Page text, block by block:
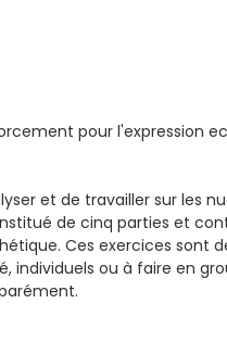
pour l'expression
et de travailler sur les
de cinq parties et
Ces exercices sont
ou à faire en